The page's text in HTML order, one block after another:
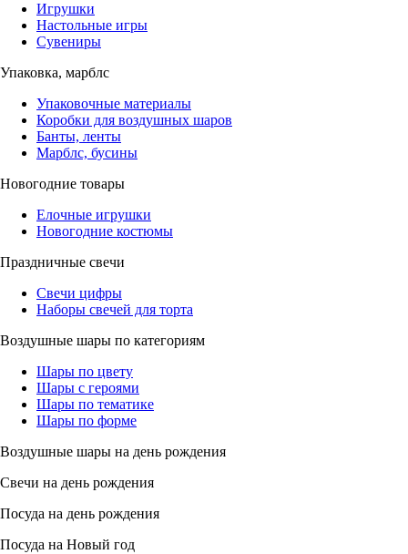
Игрушки
Настольные игры
Сувениры
Упаковка, марблс
Упаковочные материалы
Коробки для воздушных шаров
Банты, ленты
Марблс, бусины
Новогодние товары
Елочные игрушки
Новогодние костюмы
Праздничные свечи
Свечи цифры
Наборы свечей для торта
Воздушные шары по категориям
Шары по цвету
Шары с героями
Шары по тематике
Шары по форме
Воздушные шары на день рождения
Свечи на день рождения
Посуда на день рождения
Посуда на Новый год